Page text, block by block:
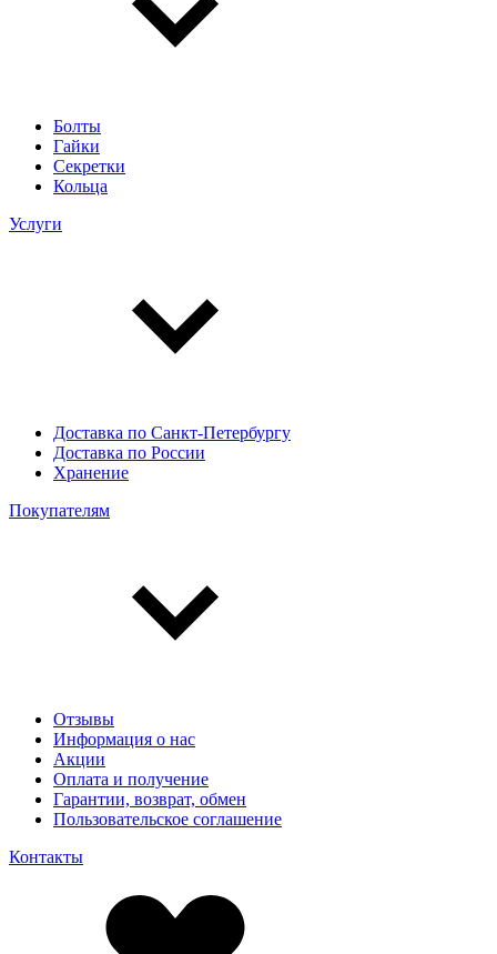
Болты
Гайки
Секретки
Кольца
Услуги
Доставка по Санкт-Петербургу
Доставка по России
Хранение
Покупателям
Отзывы
Информация о нас
Акции
Оплата и получение
Гарантии, возврат, обмен
Пользовательское соглашение
Контакты